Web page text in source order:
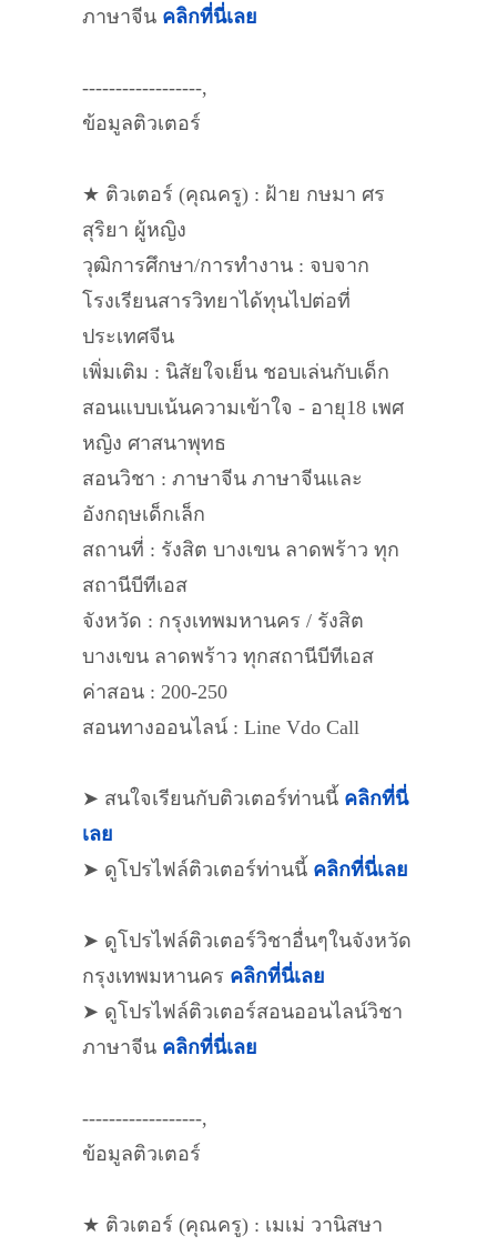
ภาษาจีน คลิกที่นี่เลย
------------------,
ข้อมูลติวเตอร์
★ ติวเตอร์ (คุณครู) : ฝ้าย กษมา ศร
สุริยา ผู้หญิง
วุฒิการศึกษา/การทำงาน : จบจาก
โรงเรียนสารวิทยาได้ทุนไปต่อที่
ประเทศจีน
เพิ่มเติม : นิสัยใจเย็น ชอบเล่นกับเด็ก
สอนแบบเน้นความเข้าใจ - อายุ18 เพศ
หญิง ศาสนาพุทธ
สอนวิชา : ภาษาจีน ภาษาจีนและ
อังกฤษเด็กเล็ก
สถานที่ : รังสิต บางเขน ลาดพร้าว ทุก
สถานีบีทีเอส
จังหวัด : กรุงเทพมหานคร / รังสิต
บางเขน ลาดพร้าว ทุกสถานีบีทีเอส
ค่าสอน : 200-250
สอนทางออนไลน์ : Line Vdo Call
➤ สนใจเรียนกับติวเตอร์ท่านนี้ คลิกที่นี่
เลย
➤ ดูโปรไฟล์ติวเตอร์ท่านนี้ คลิกที่นี่เลย
➤ ดูโปรไฟล์ติวเตอร์วิชาอื่นๆในจังหวัด
กรุงเทพมหานคร คลิกที่นี่เลย
➤ ดูโปรไฟล์ติวเตอร์สอนออนไลน์วิชา
ภาษาจีน คลิกที่นี่เลย
------------------,
ข้อมูลติวเตอร์
★ ติวเตอร์ (คุณครู) : เมเม่ วานิสษา